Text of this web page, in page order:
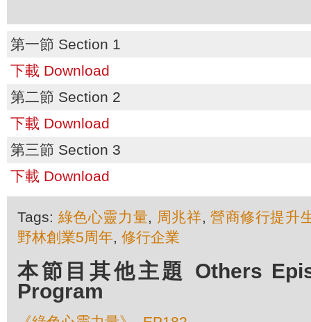
第一節 Section 1
下載 Download
第二節 Section 2
下載 Download
第三節 Section 3
下載 Download
Tags: 綠色心靈力量, 周兆祥,營商修行提升
野林創業5周年, 修行企業
本節目其他主題 Others
Program